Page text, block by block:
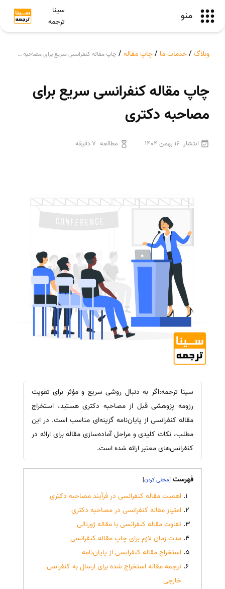
منو
سینا
ترجمه
وبلاگ /خدمات ما /چاپ مقاله / چاپ مقاله کنفرانسی سریع برای مصاحبه دکتری
چاپ مقاله کنفرانسی سریع برای
مصاحبه دکتری
انتشار 16 بهمن 1404 مطالعه 7 دقیقه
سینا ترجمه:اگر به دنبال روشی سریع و مؤثر برای تقویت
رزومه پژوهشی قبل از مصاحبه دکتری هستید، استخراج
مقاله کنفرانسی از پایان‌نامه گزینه‌ای مناسب است. در این
مطلب، نکات کلیدی و مراحل آماده‌سازی مقاله برای ارائه در
کنفرانس‌های معتبر ارائه شده است.
فهرست [
]
اهمیت مقاله کنفرانسی در فرآیند مصاحبه دکتری
امتیاز مقاله کنفرانسی در مصاحبه دکتری
تفاوت مقاله کنفرانسی با مقاله ژورنالی
مدت زمان لازم برای چاپ مقاله کنفرانسی
استخراج مقاله کنفرانسی از پایان‌نامه
ترجمه مقاله استخراج شده برای ارسال به کنفرانس
خارجی